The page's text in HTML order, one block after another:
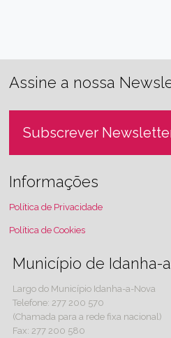
Assine a nossa
Subscrever
Informações
Política de Privacidade
Política de Cookies
Município de Idanha-
Largo do Município Idanha-a-Nova
Telefone: 277 200 570
(Chamada para a rede fixa nacional)
Fax: 277 200 580